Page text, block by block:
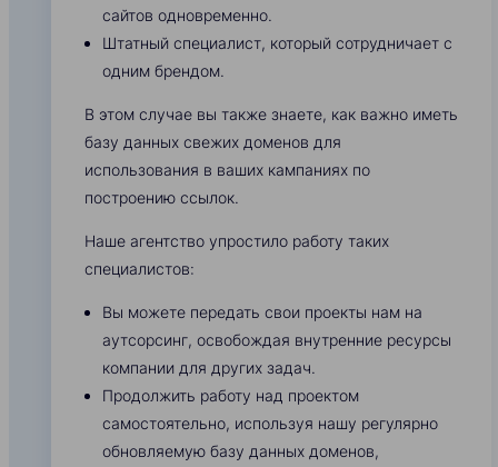
сайтов одновременно.
Штатный специалист, который сотрудничает с
одним брендом.
В этом случае вы также знаете, как важно иметь
базу данных свежих доменов для
использования в ваших кампаниях по
построению ссылок.
Наше агентство упростило работу таких
специалистов:
Вы можете передать свои проекты нам на
аутсорсинг, освобождая внутренние ресурсы
компании для других задач.
Продолжить работу над проектом
самостоятельно, используя нашу регулярно
обновляемую базу данных доменов,